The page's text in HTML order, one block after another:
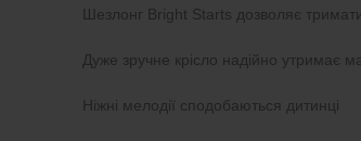
Шезлонг Bright Starts дозволяє
Дуже зручне крісло надійно утримає
Ніжні мелодії сподобаються дитинці